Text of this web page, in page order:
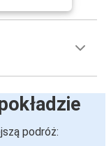
podróż: